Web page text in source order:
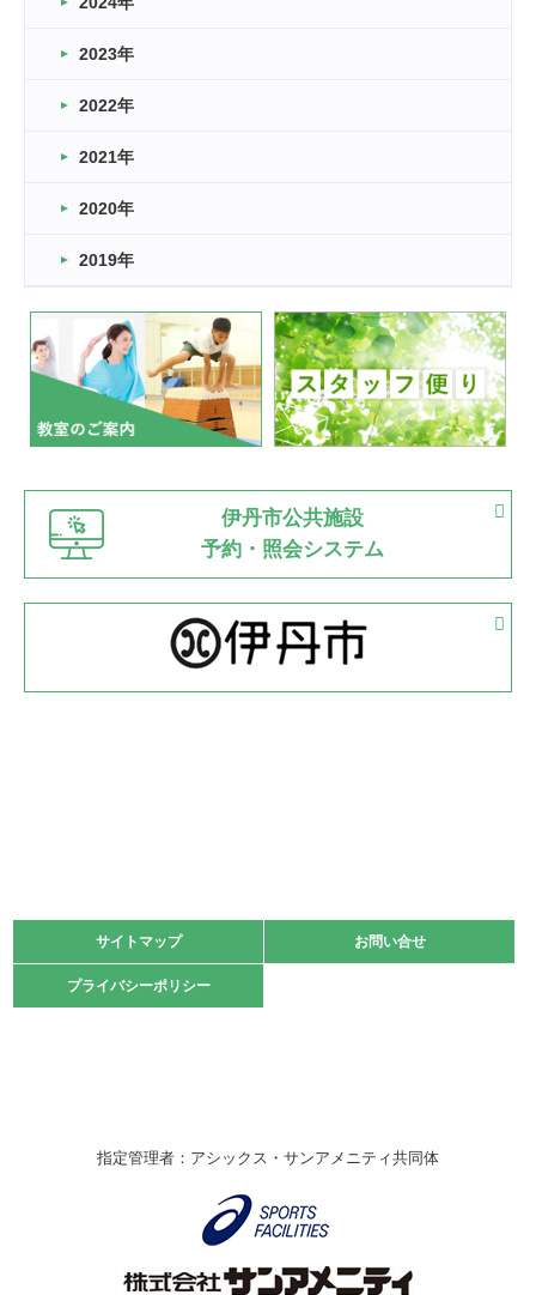
卒業・卒園の季節★
2026.03.11
緑ケ丘体育館
2022.11.03
緑ケ丘体育館
いたっぼーる大会☆彡
緑ケ丘体育館
2022.07.03
市内総合体育大会が開始
緑ケ丘体育館 猪名川運動広場
古池運動広場
2022.06.12
県知事杯争奪バレーボール大会が開催
緑ケ丘体育館
2022.05.05
体育協会長杯 バドミントン競技の部
2022.05.22
緑ケ丘体育館
2021.10.23
卓球選手権大会ラージボールの部開催☆
伊丹市総合体育大会 バレーボール大会が開催されました
なわとびイベントを開催しました！
2023年
2022年
2021年
2020年
2019年
伊丹市公共施設
予約・照会システム
サイトマップ お問い合せ
プライバシーポリシー
サイトマップ お問い合せ
プライバシーポリシー
指定管理者：アシックス・サンアメニティ共同体